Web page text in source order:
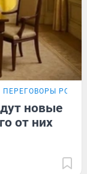
ПЕРЕГОВОРЫ
новые
от них